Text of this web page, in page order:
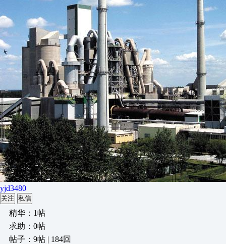
yjd3480
关注 私信
精华：1帖
求助：0帖
帖子：9帖 | 184回